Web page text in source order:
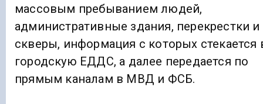
массовым пребыванием людей,
административные здания, перекрестки и
скверы, информация с которых стекается
городскую ЕДДС, а далее передается по
прямым каналам в МВД и ФСБ.